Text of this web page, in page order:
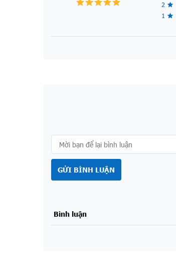
2
1
GỬI BÌNH LUẬN
Bình luận